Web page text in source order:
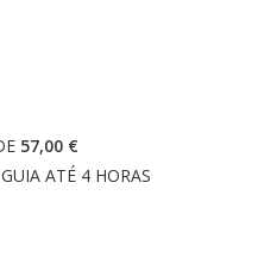
57,00 €
ATÉ 4 HORAS